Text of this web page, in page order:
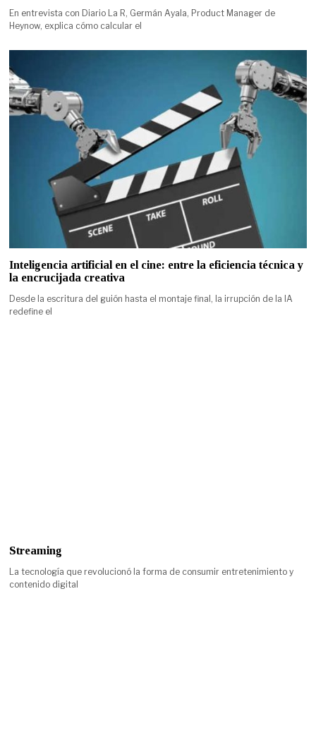
En entrevista con Diario La R, Germán Ayala, Product Manager de
Heynow, explica cómo calcular el
Inteligencia artificial en el cine: entre la eficiencia técnica y
la encrucijada creativa
Desde la escritura del guión hasta el montaje final, la irrupción de la IA
redefine el
Streaming
La tecnología que revolucionó la forma de consumir entretenimiento y
contenido digital